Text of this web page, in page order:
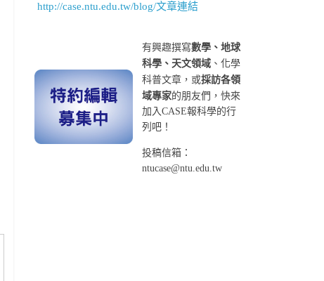
http://case.ntu.edu.tw/blog/文章連結
有興趣撰寫數學、地球
科學、天文領域 、化學
科普文章，或採訪各領
域專家的朋友們，快來
加入CASE報科學的行
列吧！
投稿信箱：
ntucase@ntu.edu.tw